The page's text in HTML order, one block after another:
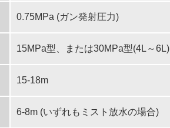
0.75MPa (ガン発射圧力)
15MPa型、または30MPa型(4L～6L)
15-18m
6-8m (いずれもミスト放水の場合)